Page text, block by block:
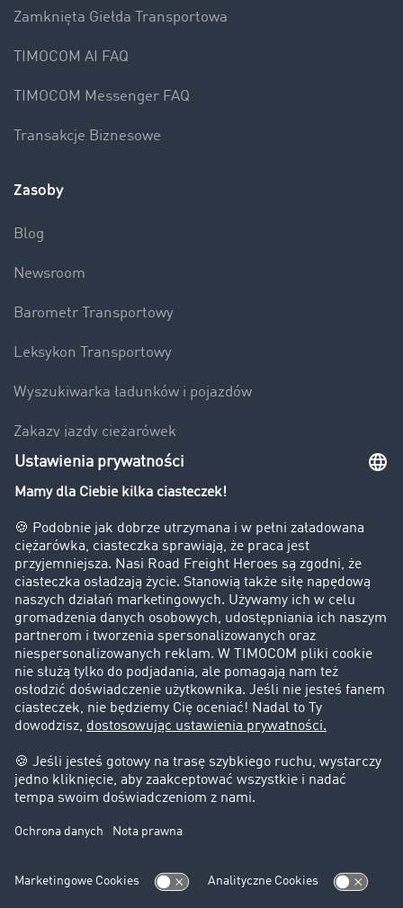
Zamknięta Giełda Transportowa
TIMOCOM AI FAQ
TIMOCOM Messenger FAQ
Transakcje Biznesowe
Zasoby
Blog
Newsroom
Barometr Transportowy
Leksykon Transportowy
Wyszukiwarka ładunków i pojazdów
Zakazy jazdy ciężarówek
Bezpieczeństwo
Firma
Historie sukcesu
Klienci pozyskują nowych klientów
Informacje prawne
Impressum
OWU
Ochrona danych
Ustawienia plików cookies